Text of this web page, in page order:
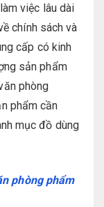
việc lâu dài
chính sách và
cấp có kinh
sản phẩm
phòng
phẩm cần
mục đồ dùng
phòng phẩm